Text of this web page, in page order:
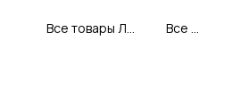
Все товары Лотте Чиль Сонг (Южная Корея) Все товары категории